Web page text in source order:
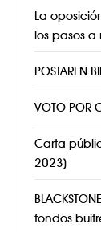
La
los pasos a
POSTAREN
VOTO POR
Carta
2023)
fondos